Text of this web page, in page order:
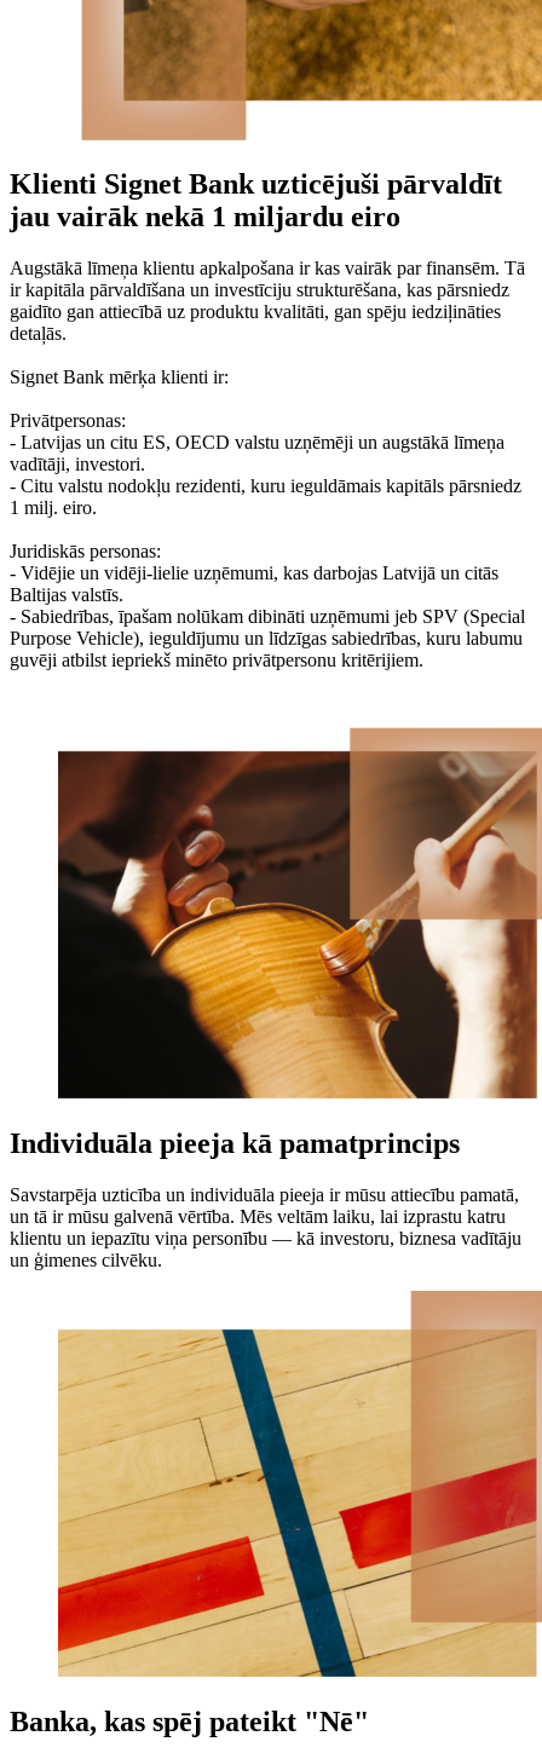
Klienti Signet Bank uzticējuši pārvaldīt
jau vairāk nekā 1 miljardu eiro
Augstākā līmeņa klientu apkalpošana ir kas vairāk par finansēm. Tā
ir kapitāla pārvaldīšana un investīciju strukturēšana, kas pārsniedz
gaidīto gan attiecībā uz produktu kvalitāti, gan spēju iedziļināties
detaļās.
Signet Bank mērķa klienti ir:
Privātpersonas:
- Latvijas un citu ES, OECD valstu uzņēmēji un augstākā līmeņa
vadītāji, investori.
- Citu valstu nodokļu rezidenti, kuru ieguldāmais kapitāls pārsniedz
1 milj. eiro.
Juridiskās personas:
- Vidējie un vidēji-lielie uzņēmumi, kas darbojas Latvijā un citās
Baltijas valstīs.
- Sabiedrības, īpašam nolūkam dibināti uzņēmumi jeb SPV (Special
Purpose Vehicle), ieguldījumu un līdzīgas sabiedrības, kuru labumu
guvēji atbilst iepriekš minēto privātpersonu kritērijiem.
Individuāla pieeja kā pamatprincips
Savstarpēja uzticība un individuāla pieeja ir mūsu attiecību pamatā,
un tā ir mūsu galvenā vērtība. Mēs veltām laiku, lai izprastu katru
klientu un iepazītu viņa personību — kā investoru, biznesa vadītāju
un ģimenes cilvēku.
Banka, kas spēj pateikt "Nē"